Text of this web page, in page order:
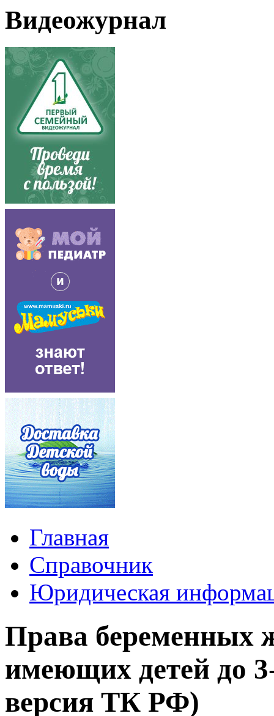
Видеожурнал
Главная
Справочник
Юридическая
Права
имеющих детей до
версия ТК РФ)